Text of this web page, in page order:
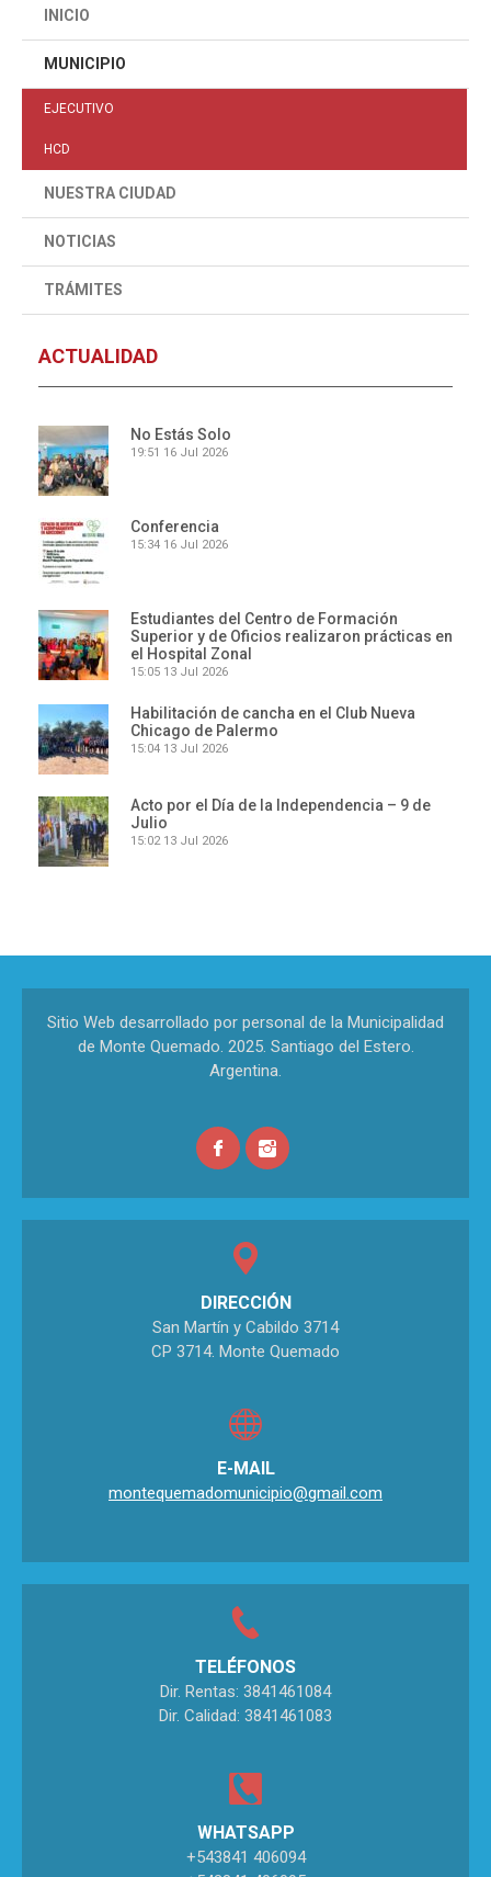
INICIO
MUNICIPIO
EJECUTIVO
HCD
NUESTRA CIUDAD
NOTICIAS
TRÁMITES
ACTUALIDAD
No Estás Solo
19:51 16 Jul 2026
Conferencia
15:34 16 Jul 2026
Estudiantes del Centro de Formación
Superior y de Oficios realizaron prácticas en
el Hospital Zonal
15:05 13 Jul 2026
Habilitación de cancha en el Club Nueva
Chicago de Palermo
15:04 13 Jul 2026
Acto por el Día de la Independencia – 9 de
Julio
15:02 13 Jul 2026
Sitio Web desarrollado por personal de la Municipalidad
de Monte Quemado. 2025. Santiago del Estero.
Argentina.
DIRECCIÓN
San Martín y Cabildo 3714
CP 3714. Monte Quemado
E-MAIL
montequemadomunicipio@gmail.com
TELÉFONOS
Dir. Rentas: 3841461084
Dir. Calidad: 3841461083
WHATSAPP
+543841 406094